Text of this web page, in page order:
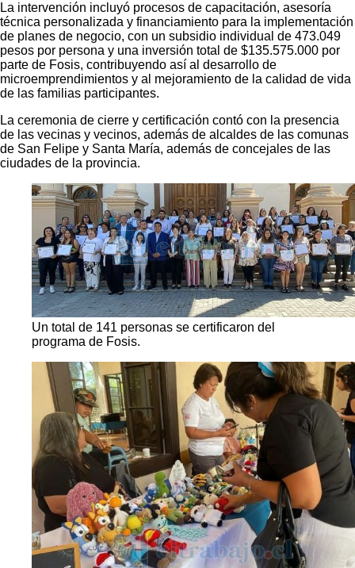
La intervención incluyó procesos de capacitación, asesoría
técnica personalizada y financiamiento para la implementación
de planes de negocio, con un subsidio individual de 473.049
pesos por persona y una inversión total de $135.575.000 por
parte de Fosis, contribuyendo así al desarrollo de
microemprendimientos y al mejoramiento de la calidad de vida
de las familias participantes.
La ceremonia de cierre y certificación contó con la presencia
de las vecinas y vecinos, además de alcaldes de las comunas
de San Felipe y Santa María, además de concejales de las
ciudades de la provincia.
Un total de 141 personas se certificaron del
programa de Fosis.